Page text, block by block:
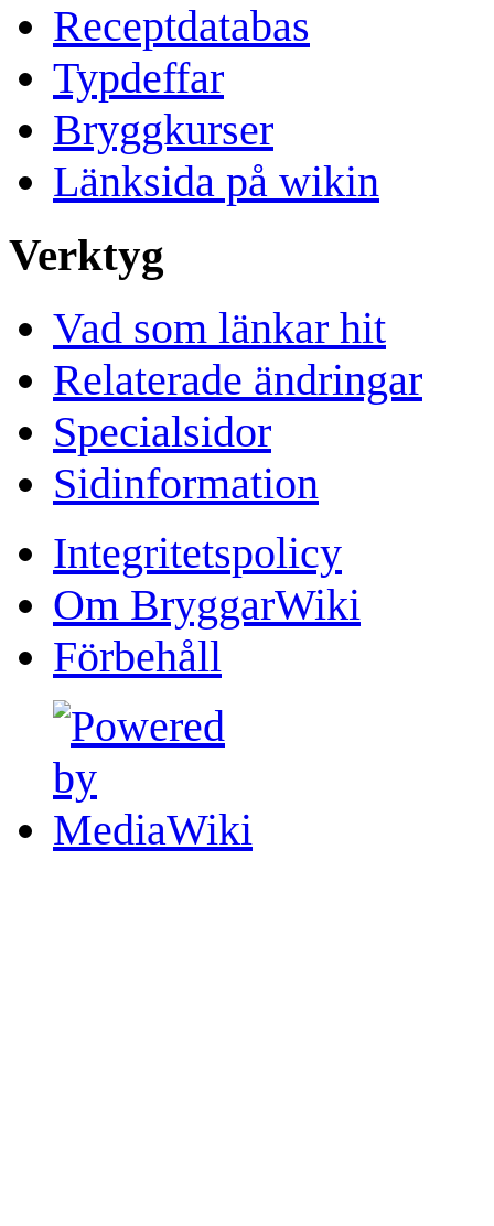
Receptdatabas
Typdeffar
Bryggkurser
Länksida på wikin
Verktyg
Vad som länkar hit
Relaterade ändringar
Specialsidor
Sidinformation
Integritetspolicy
Om BryggarWiki
Förbehåll